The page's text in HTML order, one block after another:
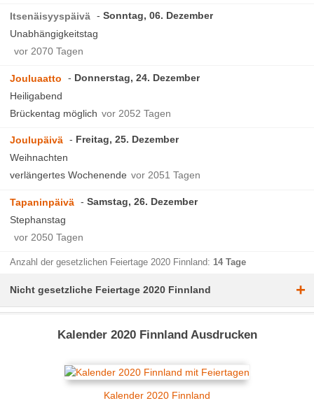
Itsenäisyyspäivä
Sonntag, 06. Dezember
Unabhängigkeitstag
vor 2070 Tagen
Jouluaatto
Donnerstag, 24. Dezember
Heiligabend
Brückentag möglich vor 2052 Tagen
Joulupäivä
Freitag, 25. Dezember
Weihnachten
verlängertes Wochenende vor 2051 Tagen
Tapaninpäivä
Samstag, 26. Dezember
Stephanstag
vor 2050 Tagen
Anzahl der gesetzlichen Feiertage 2020 Finnland:14 Tage
Nicht gesetzliche Feiertage 2020 Finnland +
Kalender 2020 Finnland Ausdrucken
Kalender 2020 Finnland